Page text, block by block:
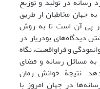
جهان مخاطبان از طریق
پی آن است تا به روش
دیدگاه‌های بودریار در
و فراواقعیت، نگاه
به مسائل رسانه و فضای
نتیجة خوانش رمان
در جهان امروز با